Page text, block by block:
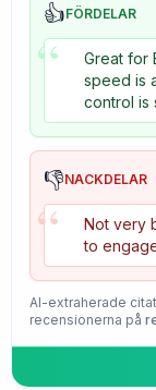
👍FÖRDELAR
“
Great for
speed is
control is
👎NACKDELAR
“
Not very
to
AI-extraherade
recensionerna på